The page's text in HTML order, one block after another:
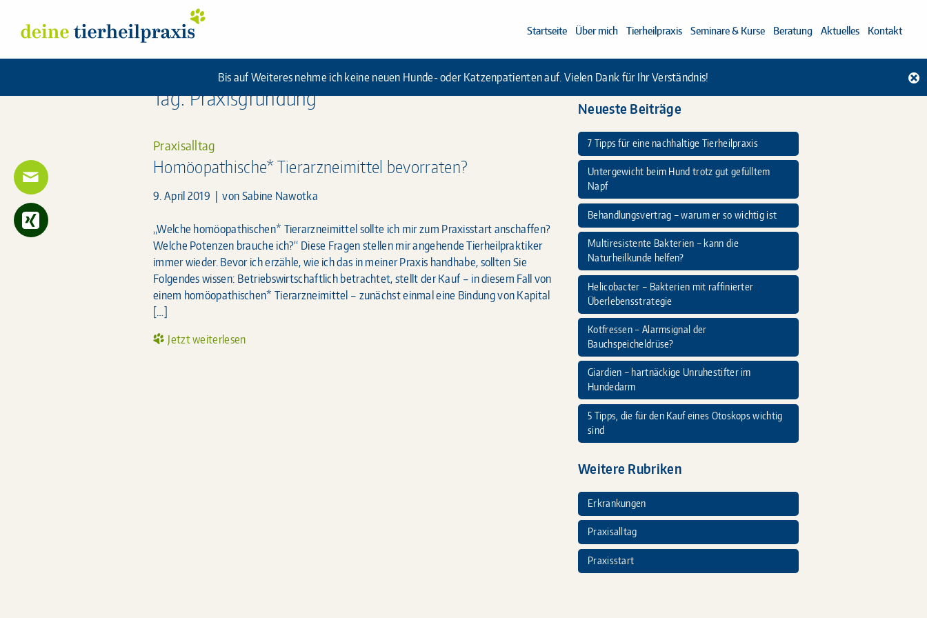
Bis auf Weiteres nehme ich keine neuen Hunde- oder Katzenpatienten auf. Vielen Dank für Ihr Verständnis!
content
Deine Tierheilpraxis Startseite Über mich Tierheilpraxis Seminare & Kurse Beratung Aktuelles Kontakt
Tag: Praxisgründung
Praxisalltag
Homöopathische* Tierarzneimittel bevorraten?
9. April 2019 | von Sabine Nawotka
„Welche homöopathischen* Tierarzneimittel sollte ich mir zum Praxisstart anschaffen?
Welche Potenzen brauche ich?“ Diese Fragen stellen mir angehende Tierheilpraktiker
immer wieder. Bevor ich erzähle, wie ich das in meiner Praxis handhabe, sollten Sie
Folgendes wissen: Betriebswirtschaftlich betrachtet, stellt der Kauf – in diesem Fall von
einem homöopathischen* Tierarzneimittel – zunächst einmal eine Bindung von Kapital
[…]
Jetzt weiterlesen
Neueste Beiträge
7 Tipps für eine nachhaltige Tierheilpraxis
Untergewicht beim Hund trotz gut gefülltem
Napf
Behandlungsvertrag – warum er so wichtig ist
Multiresistente Bakterien – kann die
Naturheilkunde helfen?
Helicobacter – Bakterien mit raffinierter
Überlebensstrategie
Kotfressen – Alarmsignal der
Bauchspeicheldrüse?
Giardien – hartnäckige Unruhestifter im
Hundedarm
5 Tipps, die für den Kauf eines Otoskops wichtig
sind
Weitere Rubriken
Erkrankungen
Praxisalltag
Praxisstart